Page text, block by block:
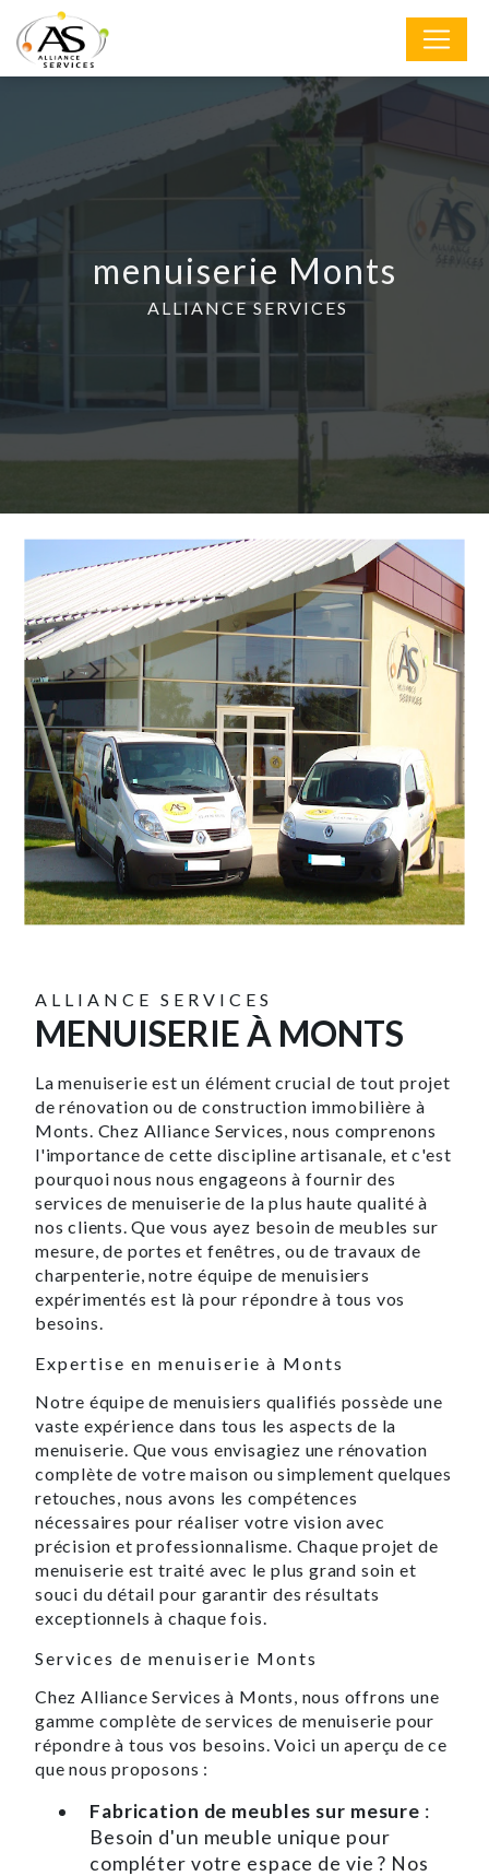
menuiserie Monts
ALLIANCE SERVICES
ALLIANCE SERVICES
MENUISERIE À MONTS
La menuiserie est un élément crucial de tout projet
de rénovation ou de construction immobilière à
Monts. Chez Alliance Services, nous comprenons
l'importance de cette discipline artisanale, et c'est
pourquoi nous nous engageons à fournir des
services de menuiserie de la plus haute qualité à
nos clients. Que vous ayez besoin de meubles sur
mesure, de portes et fenêtres, ou de travaux de
charpenterie, notre équipe de menuisiers
expérimentés est là pour répondre à tous vos
besoins.
Expertise en menuiserie à Monts
Notre équipe de menuisiers qualifiés possède une
vaste expérience dans tous les aspects de la
menuiserie. Que vous envisagiez une rénovation
complète de votre maison ou simplement quelques
retouches, nous avons les compétences
nécessaires pour réaliser votre vision avec
précision et professionnalisme. Chaque projet de
menuiserie est traité avec le plus grand soin et
souci du détail pour garantir des résultats
exceptionnels à chaque fois.
Services de menuiserie Monts
Chez Alliance Services à Monts, nous offrons une
gamme complète de services de menuiserie pour
répondre à tous vos besoins. Voici un aperçu de ce
que nous proposons :
Fabrication de meubles sur mesure :
Besoin d'un meuble unique pour
compléter votre espace de vie ? Nos
Panneau de gestion des cookies